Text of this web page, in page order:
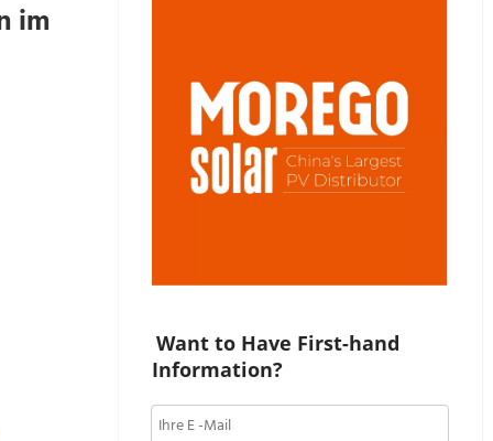
im
Want to Have First-hand
Information?